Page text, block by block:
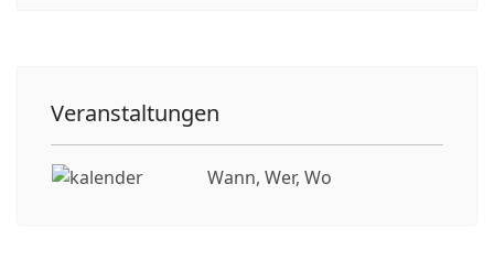
Veranstaltungen
Wann, Wer, Wo